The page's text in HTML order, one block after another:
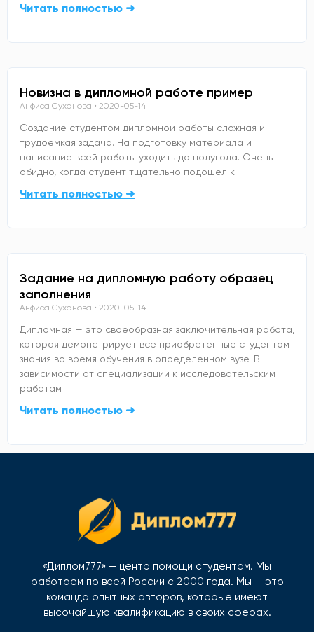
Читать полностью ➜
Новизна в дипломной работе пример
Анфиса Суханова 2020-05-14
Создание студентом дипломной работы сложная и
трудоемкая задача. На подготовку материала и
написание всей работы уходить до полугода. Очень
обидно, когда студент тщательно подошел к
Читать полностью ➜
Задание на дипломную работу образец
заполнения
Анфиса Суханова 2020-05-14
Дипломная — это своеобразная заключительная работа,
которая демонстрирует все приобретенные студентом
знания во время обучения в определенном вузе. В
зависимости от специализации к исследовательским
работам
Читать полностью ➜
«Диплом777» — центр помощи студентам. Мы
работаем по всей России с 2000 года. Мы — это
команда опытных авторов, которые имеют
высочайшую квалификацию в своих сферах.